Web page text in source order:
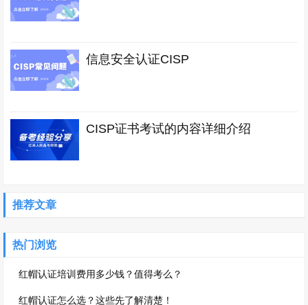
信息安全认证CISP
CISP证书考试的内容详细介绍
推荐文章
热门浏览
红帽认证培训费用多少钱？值得考么？
红帽认证怎么选？这些先了解清楚！